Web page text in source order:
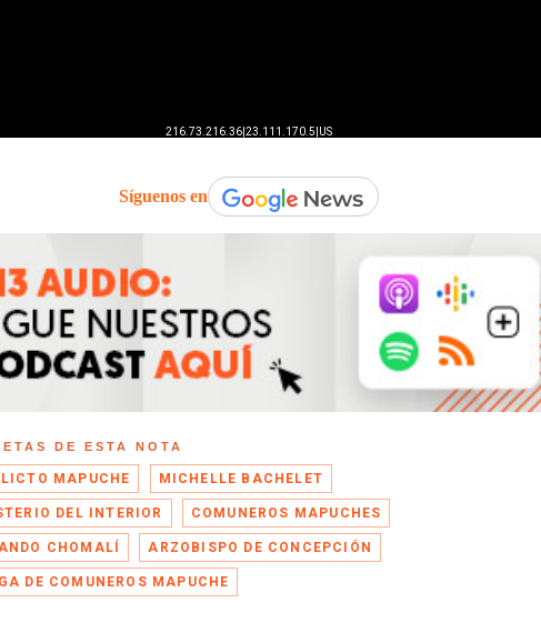
Síguenos en
DE ESTA NOTA
MAPUCHE MICHELLE BACHELET
DEL INTERIOR COMUNEROS MAPUCHES
CHOMALÍ ARZOBISPO DE CONCEPCIÓN
DE COMUNEROS MAPUCHE